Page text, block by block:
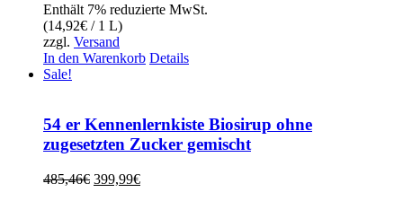
war:
441,62€
ist:
Enthält 7% reduzierte MwSt.
(14,92€ / 1 L)
zzgl. Versand
In den Warenkorb Details
Sale!
54 er Kennenlernkiste Biosirup ohne
zugesetzten Zucker gemischt
485,46€ Ursprünglicher
399,99€Aktueller